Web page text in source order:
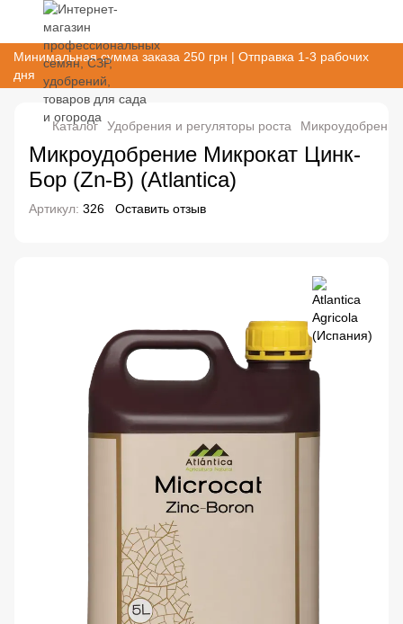
Минимальная сумма заказа 250 грн | Отправка 1-3 рабочих
дня
Каталог Удобрения и регуляторы роста
Микроудобрение Микрокат Цинк-
Бор (Zn-B) (Atlantica)
Артикул: 326 Оставить отзыв